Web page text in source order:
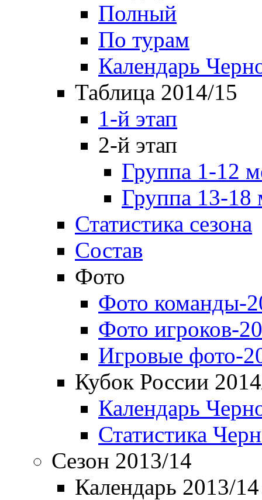
Полный
По турам
Календарь
Таблица 2014/15
1-й этап
2-й этап
Группа 1-12
Группа 13-18
Статистика сезона
Состав
Фото
Фото команды-
Фото игроков-
Игровые фото-
Кубок России
Календарь
Статистика
Сезон 2013/14
Календарь 2013/14